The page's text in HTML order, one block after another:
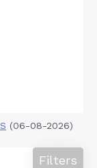
(06-08-2026)
Filters